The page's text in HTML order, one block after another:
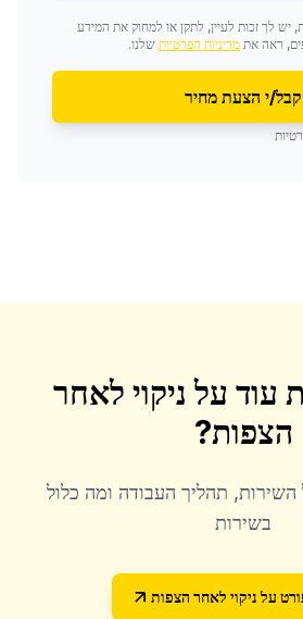
יש לך זכות לעיין, לתקן או למחוק את המידע
ראה את מדיניות הפרטיות שלנו.
קבל/י הצעת מחיר
עוד על ניקוי לאחר
הצפות?
השירות, תהליך העבודה ומה כלול
בשירות
על ניקוי לאחר הצפות